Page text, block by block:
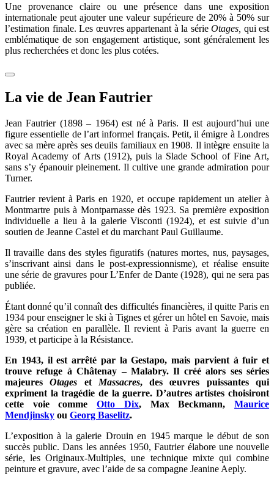
Une provenance claire ou une présence dans une exposition
internationale peut ajouter une valeur supérieure de 20% à 50% sur
l’estimation finale. Les œuvres appartenant à la série Otages, qui est
emblématique de son engagement artistique, sont généralement les
plus recherchées et donc les plus cotées.
La vie de Jean Fautrier
Jean Fautrier (1898 – 1964) est né à Paris. Il est aujourd’hui une
figure essentielle de l’art informel français. Petit, il émigre à Londres
avec sa mère après ses deuils familiaux en 1908. Il intègre ensuite la
Royal Academy of Arts (1912), puis la Slade School of Fine Art,
sans s’y épanouir pleinement. Il cultive une grande admiration pour
Turner.
Fautrier revient à Paris en 1920, et occupe rapidement un atelier à
Montmartre puis à Montparnasse dès 1923. Sa première exposition
individuelle a lieu à la galerie Visconti (1924), et est suivie d’un
soutien de Jeanne Castel et du marchant Paul Guillaume.
Il travaille dans des styles figuratifs (natures mortes, nus, paysages,
s’inscrivant ainsi dans le post-expressionnisme), et réalise ensuite
une série de gravures pour L’Enfer de Dante (1928), qui ne sera pas
publiée.
Étant donné qu’il connaît des difficultés financières, il quitte Paris en
1934 pour enseigner le ski à Tignes et gérer un hôtel en Savoie, mais
gère sa création en parallèle. Il revient à Paris avant la guerre en
1939, et participe à la Résistance.
En 1943, il est arrêté par la Gestapo, mais parvient à fuir et
trouve refuge à Châtenay – Malabry. Il créé alors ses séries
majeuresOtages et Massacres, des œuvres puissantes qui
expriment la tragédie de la guerre. D’autres artistes choisiront
cette voie commeOtto Dix, Max Beckmann,Maurice
Mendjinsky ou Georg Baselitz.
L’exposition à la galerie Drouin en 1945 marque le début de son
succès public. Dans les années 1950, Fautrier élabore une nouvelle
série, les Originaux-Multiples, une technique mixte qui combine
peinture et gravure, avec l’aide de sa compagne Jeanine Aeply.